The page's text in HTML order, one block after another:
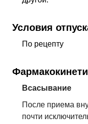
Условия
По рецепту
Всасывание
После приема
почти